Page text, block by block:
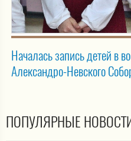
Началась запись детей в
Александро-Невского
ПОПУЛЯРНЫЕ